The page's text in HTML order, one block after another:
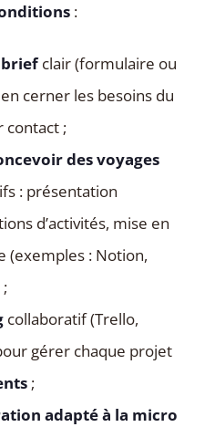
:
briefclair (formulaire ou
cerner les besoins du
contact ;
des voyages
: présentation
d’activités, mise en
(exemples : Notion,
collaboratif (Trello,
gérer chaque projet
;
adapté à la micro